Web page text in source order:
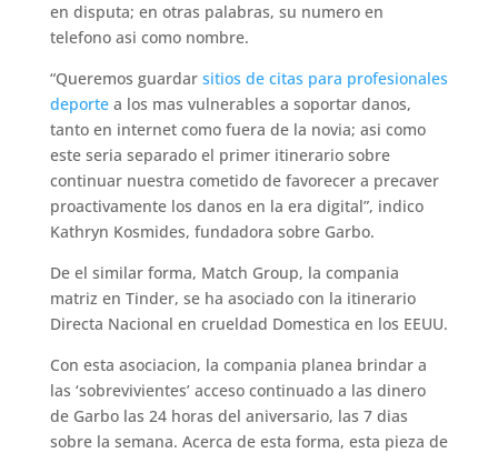
en disputa; en otras palabras, su numero en
telefono asi­ como nombre.
“Queremos guardar sitios de citas para profesionales
deportea los mas vulnerables a soportar danos,
tanto en internet como fuera de la novia; asi­ como
este seria separado el primer itinerario sobre
continuar nuestra cometido de favorecer a precaver
proactivamente los danos en la era digital”, indico
Kathryn Kosmides, fundadora sobre Garbo.
De el similar forma, Match Group, la compania
matriz en Tinder, se ha asociado con la itinerario
Directa Nacional en crueldad Domestica en los EEUU.
Con esta asociacion, la compania planea brindar a
las ‘sobrevivientes’ acceso continuado a las dinero
de Garbo las 24 horas del aniversario, las 7 dias
sobre la semana. Acerca de esta forma, esta pieza de